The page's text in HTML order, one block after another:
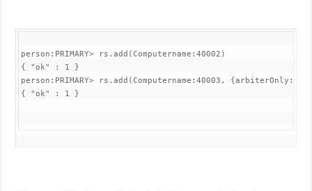
person:PRIMARY> rs.add(Computername:40002)
{ "ok" : 1 }
person:PRIMARY> rs.add(Computername:40003, {arbiterOnly:
{ "ok" : 1 }